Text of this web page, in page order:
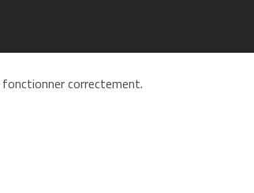
correctement.